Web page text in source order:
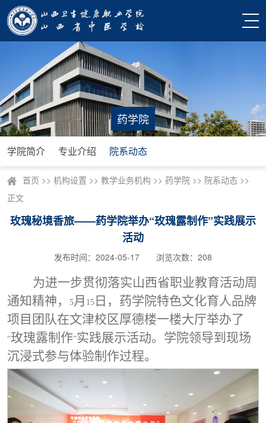
药学院
学院简介 专业介绍 院系动态
首页 >> 机构设置 >> 教学业务机构 >> 药学院 >> 院系动态 >>
正文
玫瑰秘境香旅——药学院举办“玫瑰露制作”实践展示
活动
发布时间：2024-05-17 浏览次数： 208
为进一步贯彻落实山西省职业教育活动周
通知精神，
5月 15 日，药学院特色文化育人品牌
项目团队在文津校区厚德楼一楼大厅举办了
“玫瑰露制作”实践展示活动。学院领导到现场
沉浸式参与体验制作过程。